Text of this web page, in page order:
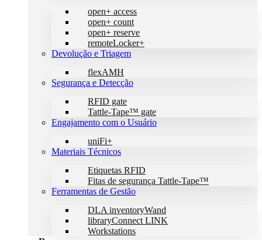
open+ access
open+ count
open+ reserve
remoteLocker+
Devolução e Triagem
flexAMH
Segurança e Detecção
RFID gate
Tattle-Tape™ gate
Engajamento com o Usuário
uniFi+
Materiais Técnicos
Etiquetas RFID
Fitas de segurança Tattle-Tape™
Ferramentas de Gestão
DLA inventoryWand
libraryConnect LINK
Workstations